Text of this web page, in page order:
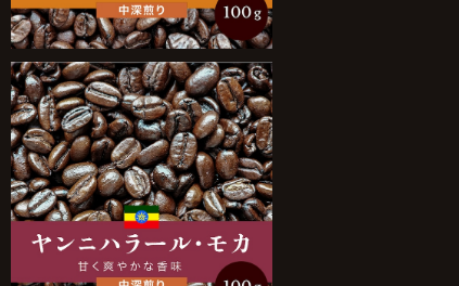
ヤンニハラール・モカ 100g
¥1,400